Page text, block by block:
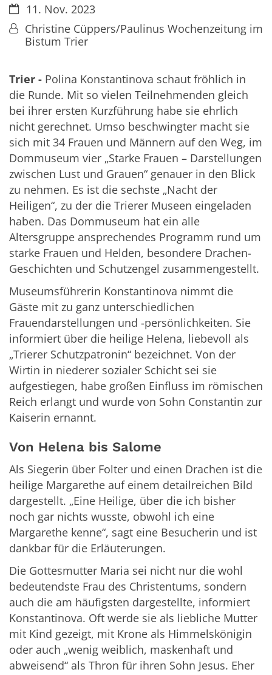
Datum:11. Nov. 2023
Von:Christine Cüppers/Paulinus Wochenzeitung im
Bistum Trier
Trier - Polina Konstantinova schaut fröhlich in
die Runde. Mit so vielen Teilnehmenden gleich
bei ihrer ersten Kurzführung habe sie ehrlich
nicht gerechnet. Umso beschwingter macht sie
sich mit 34 Frauen und Männern auf den Weg, im
Dommuseum vier „Starke Frauen – Darstellungen
zwischen Lust und Grauen“ genauer in den Blick
zu nehmen. Es ist die sechste „Nacht der
Heiligen“, zu der die Trierer Museen eingeladen
haben. Das Dommuseum hat ein alle
Altersgruppe ansprechendes Programm rund um
starke Frauen und Helden, besondere Drachen-
Geschichten und Schutzengel zusammengestellt.
Museumsführerin Konstantinova nimmt die
Gäste mit zu ganz unterschiedlichen
Frauendarstellungen und -persönlichkeiten. Sie
informiert über die heilige Helena, liebevoll als
„Trierer Schutzpatronin“ bezeichnet. Von der
Wirtin in niederer sozialer Schicht sei sie
aufgestiegen, habe großen Einfluss im römischen
Reich erlangt und wurde von Sohn Constantin zur
Kaiserin ernannt.
Von Helena bis Salome
Als Siegerin über Folter und einen Drachen ist die
heilige Margarethe auf einem detailreichen Bild
dargestellt. „Eine Heilige, über die ich bisher
noch gar nichts wusste, obwohl ich eine
Margarethe kenne“, sagt eine Besucherin und ist
dankbar für die Erläuterungen.
Die Gottesmutter Maria sei nicht nur die wohl
bedeutendste Frau des Christentums, sondern
auch die am häufigsten dargestellte, informiert
Konstantinova. Oft werde sie als liebliche Mutter
mit Kind gezeigt, mit Krone als Himmelskönigin
oder auch „wenig weiblich, maskenhaft und
abweisend“ als Thron für ihren Sohn Jesus. Eher